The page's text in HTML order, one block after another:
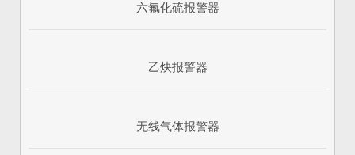
六氟化硫报警器
乙炔报警器
无线气体报警器